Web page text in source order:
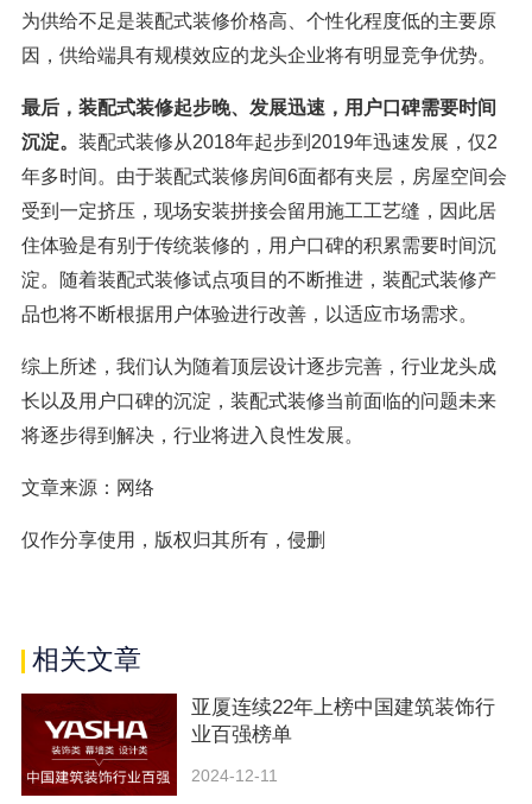
为供给不足是装配式装修价格高、个性化程度低的主要原
因，供给端具有规模效应的龙头企业将有明显竞争优势。
最后，装配式装修起步晚、发展迅速，用户口碑需要时间
沉淀。 装配式装修从2018年起步到2019年迅速发展，仅2
年多时间。由于装配式装修房间6面都有夹层，房屋空间会
受到一定挤压，现场安装拼接会留用施工工艺缝，因此居
住体验是有别于传统装修的，用户口碑的积累需要时间沉
淀。随着装配式装修试点项目的不断推进，装配式装修产
品也将不断根据用户体验进行改善，以适应市场需求。
综上所述，我们认为随着顶层设计逐步完善，行业龙头成
长以及用户口碑的沉淀，装配式装修当前面临的问题未来
将逐步得到解决，行业将进入良性发展。
文章来源：网络
仅作分享使用，版权归其所有，侵删
相关文章
亚厦连续22年上榜中国建筑装饰行
业百强榜单
2024-12-11